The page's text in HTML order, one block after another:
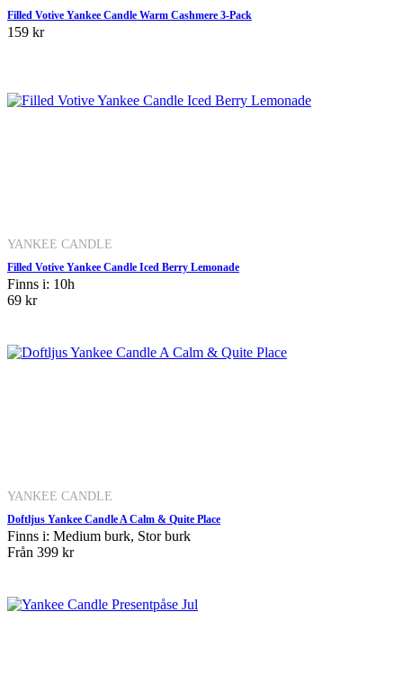
Filled Votive Yankee Candle Warm Cashmere 3-Pack
159 kr
YANKEE CANDLE
Filled Votive Yankee Candle Iced Berry Lemonade
Finns i: 10h
69 kr
YANKEE CANDLE
Doftljus Yankee Candle A Calm & Quite Place
Finns i: Medium burk, Stor burk
Från 399 kr